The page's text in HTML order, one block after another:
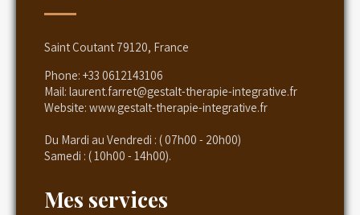
Saint Coutant 79120, France
Phone: +33 0612143106
Mail: laurent.farret@gestalt-therapie-integrative.fr
Website: www.gestalt-therapie-integrative.fr
Du Mardi au Vendredi : ( 07h00 - 20h00)
Samedi : ( 10h00 - 14h00).
Mes services